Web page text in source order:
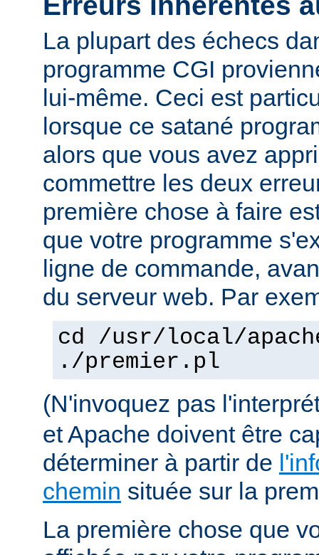
La plupart des échecs
programme CGI
lui-même. Ceci est
lorsque ce satané
alors que vous avez
commettre les deux
première chose à faire
que votre programme
ligne de commande,
du serveur web. Par
cd /usr/local/
./premier.pl
(N'invoquez pas
et Apache doivent être
déterminer à partir de
chemin située sur la
La première chose que